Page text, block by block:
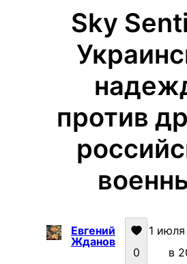
Sky
против
Евгений
Жданов
0
1
в